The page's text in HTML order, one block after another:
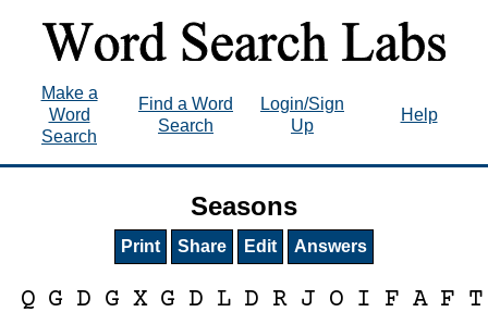
Make a
Word
Search
Find a Word
Search
Login/Sign
Up
Help
Seasons
Print Share Edit Answers
Q G D G X G D L D R J O I F A F T